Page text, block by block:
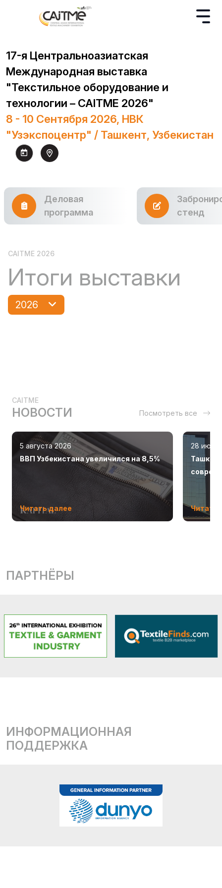
17-я Центральноазиатская
Международная выставка
"Текстильное оборудование и
технологии – CAITME 2026"
8 - 10 Сентября 2026, НВК
"Узэкспоцентр" / Ташкент, Узбекистан
Деловая
программа
стенд
CAITME 2026
Итоги выставки
2026
CAITME
НОВОСТИ Посмотреть все
5 августа 2026
ВВП Узбекистана увеличился на 8,5%
Читать далее
28 июля
Читать
ПАРТНЁРЫ
ИНФОРМАЦИОННАЯ
ПОДДЕРЖКА